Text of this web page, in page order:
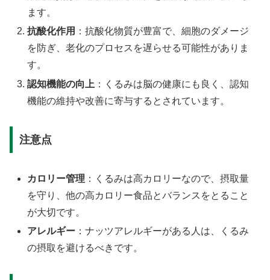
ます。
抗酸化作用 ：抗酸化物質が豊富で、細胞のダメージ
を防ぎ、老化のプロセスを遅らせる可能性がありま
す。
認知機能の向上 ：くるみは脳の健康にも良く、認知
機能の維持や改善に寄与するとされています。
注意点
カロリー管理 ：くるみは高カロリーなので、摂取量
を守り、他の高カロリー食品とバランスをとること
が大切です。
アレルギー ：ナッツアレルギーがある人は、くるみ
の摂取を避けるべきです。